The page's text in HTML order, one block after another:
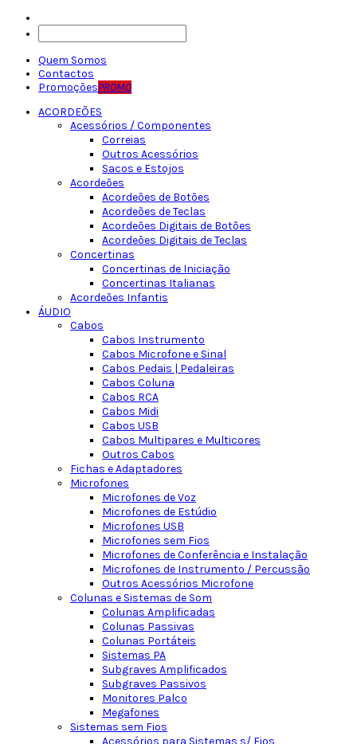
Quem Somos
Contactos
PromoçõesPROMO
ACORDEÕES
Acessórios / Componentes
Correias
Outros Acessórios
Sacos e Estojos
Acordeões
Acordeões de Botões
Acordeões de Teclas
Acordeões Digitais de Botões
Acordeões Digitais de Teclas
Concertinas
Concertinas de Iniciação
Concertinas Italianas
Acordeões Infantis
ÁUDIO
Cabos
Cabos Instrumento
Cabos Microfone e Sinal
Cabos Pedais | Pedaleiras
Cabos Coluna
Cabos RCA
Cabos Midi
Cabos USB
Cabos Multipares e Multicores
Outros Cabos
Fichas e Adaptadores
Microfones
Microfones de Voz
Microfones de Estúdio
Microfones USB
Microfones sem Fios
Microfones de Conferência e Instalação
Microfones de Instrumento / Percussão
Outros Acessórios Microfone
Colunas e Sistemas de Som
Colunas Amplificadas
Colunas Passivas
Colunas Portáteis
Sistemas PA
Subgraves Amplificados
Subgraves Passivos
Monitores Palco
Megafones
Sistemas sem Fios
Acessórios para Sistemas s/ Fios